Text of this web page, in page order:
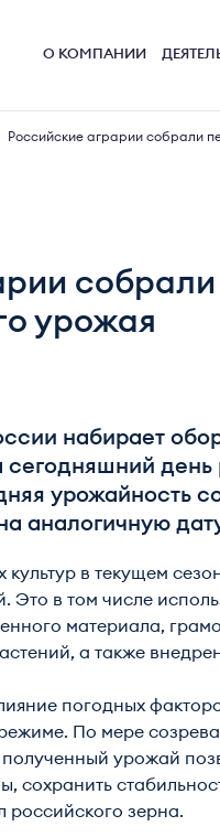
О КОМПАНИИ
Российские аграрии собрали
урожая
набирает
сегодняшний
урожайность
аналогичную
в текущем
Это в том числе
материала,
а также
погодных
По мере
урожай
сохранить
российского зерна.